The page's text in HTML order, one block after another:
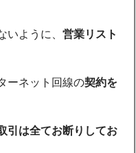
いように、営業リスト
ーネット回線の契約を
引は全てお断りしてお